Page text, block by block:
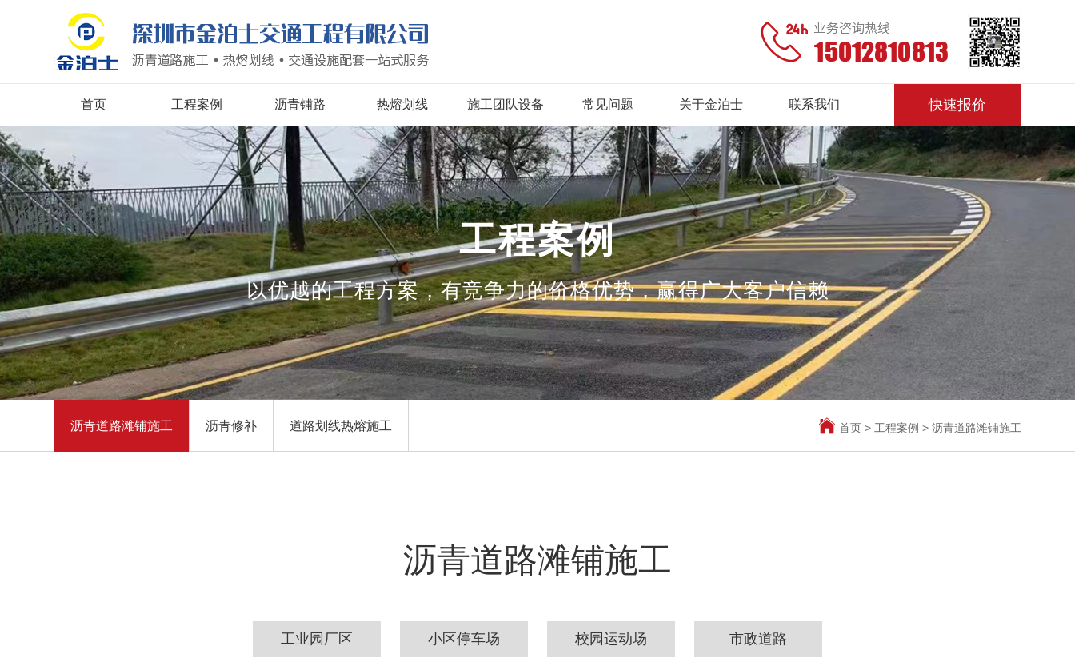
首页 工程案例 沥青铺路 热熔划线 施工团队设备 常见问题 关于金泊士 联系我们 快速报价
工程案例
以优越的工程方案，有竞争力的价格优势，赢得广大客户信赖
沥青道路滩铺施工 沥青修补 道路划线热熔施工 首页> 工程案例 > 沥青道路滩铺施工
沥青道路滩铺施工
工业园厂区 小区停车场 校园运动场 市政道路